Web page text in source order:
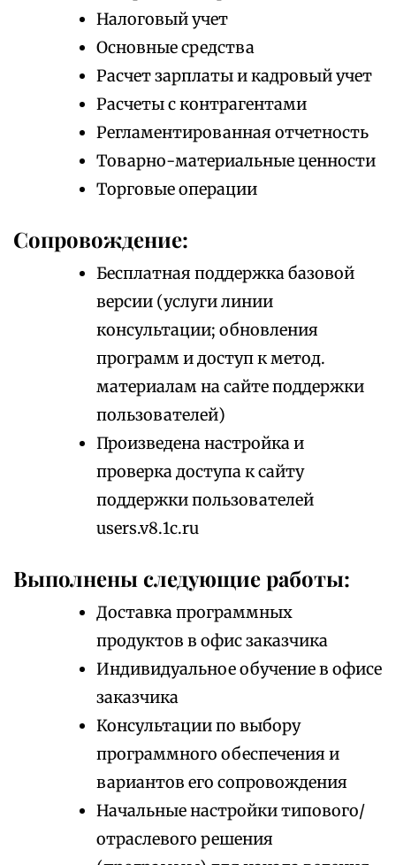
Налоговый учет
Основные средства
Расчет зарплаты и кадровый учет
Расчеты с контрагентами
Регламентированная отчетность
Товарно-материальные ценности
Торговые операции
Сопровождение:
Бесплатная поддержка базовой
версии (услуги линии
консультации; обновления
программ и доступ к метод.
материалам на сайте поддержки
пользователей)
Произведена настройка и
проверка доступа к сайту
поддержки пользователей
users.v8.1c.ru
Выполнены следующие работы:
Доставка программных
продуктов в офис заказчика
Индивидуальное обучение в офисе
заказчика
Консультации по выбору
программного обеспечения и
вариантов его сопровождения
Начальные настройки типового/
отраслевого решения